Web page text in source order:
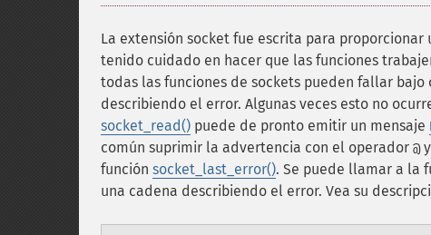
La extensión socket fue escrita para
tenido cuidado en hacer que las funciones
todas las funciones de sockets pueden fallar
describiendo el error. Algunas veces esto no
socket_read() puede de pronto emitir un mensaje
común suprimir la advertencia con el operador @y
función socket_last_error(). Se puede llamar a la
una cadena describiendo el error. Vea su